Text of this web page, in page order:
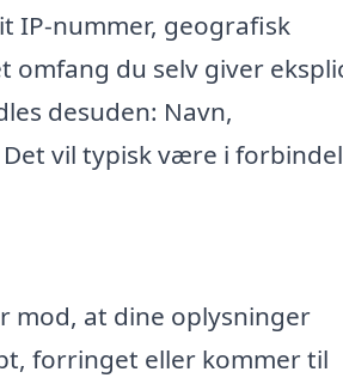
IP-nummer, geografisk
omfang du selv giver
desuden: Navn,
vil typisk være i
mod, at dine oplysninger
forringet eller kommer til